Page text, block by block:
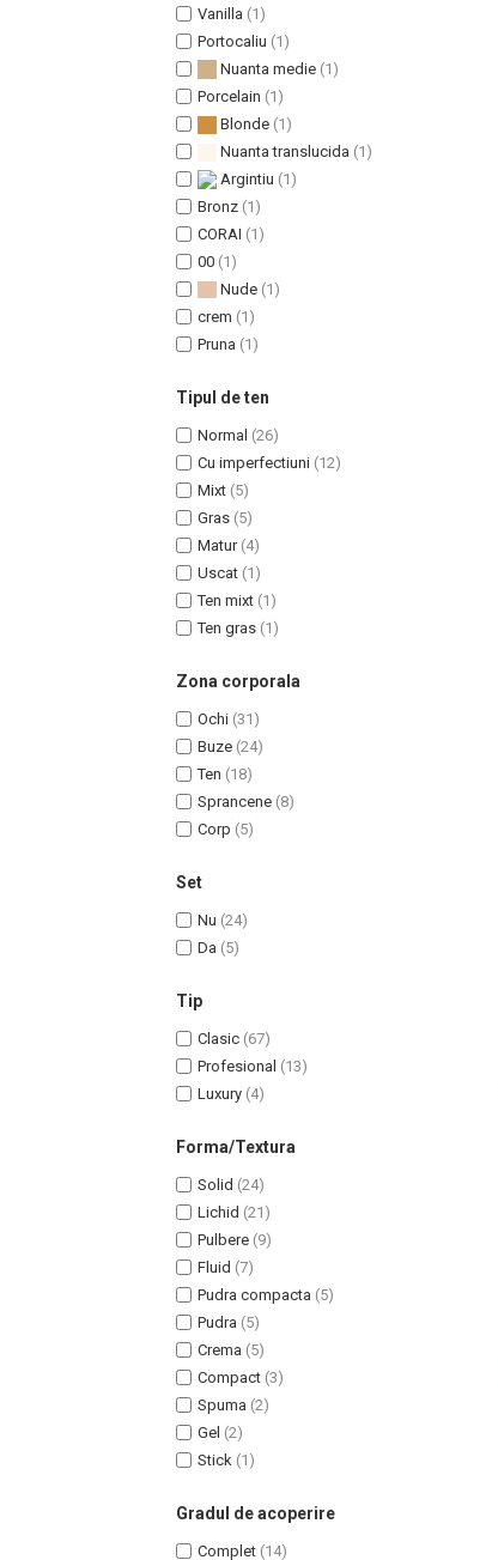
Sampoane Colorante
Par Uscat / Deteriorat
Vanilla (1)
Portocaliu (1)
Nuanta medie (1)
Porcelain (1)
Blonde (1)
Nuanta translucida (1)
Argintiu (1)
Bronz (1)
CORAI (1)
00 (1)
Nude (1)
crem (1)
Pruna (1)
Tipul de ten
Normal (26)
Cu imperfectiuni (12)
Mixt (5)
Gras (5)
Matur (4)
Uscat (1)
Ten mixt (1)
Ten gras (1)
Zona corporala
Ochi (31)
Buze (24)
Ten (18)
Sprancene (8)
Corp (5)
Set
Nu (24)
Da (5)
Tip
Clasic (67)
Profesional (13)
Luxury (4)
Forma/Textura
Solid (24)
Lichid (21)
Pulbere (9)
Fluid (7)
Pudra compacta (5)
Pudra (5)
Crema (5)
Compact (3)
Spuma (2)
Gel (2)
Stick (1)
Gradul de acoperire
Complet (14)